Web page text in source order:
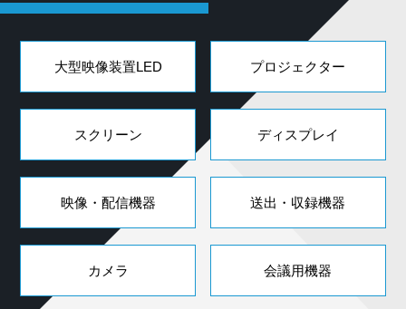
大型映像装置LED プロジェクター
スクリーン ディスプレイ
映像・配信機器 送出・収録機器
カメラ 会議用機器